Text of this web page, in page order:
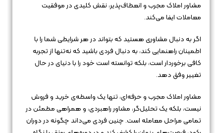
مشاور املاک مجرب و انعطاف‌پذیر، نقش کلیدی در موفقیت
معاملات ایفا می‌کند.
اگر به دنبال مشاوری هستید که بتواند در هر شرایطی شما را با
اطمینان راهنمایی کند، به دنبال فردی باشید که نه‌تنها از تجربه
کافی برخوردار است، بلکه توانسته است خود را با دنیای در حال
تغییر وفق دهد.
مشاور املاک مجرب و حرفه‌ای، تنها یک واسطه‌ی خرید و فروش
نیست، بلکه یک تحلیل‌گر، مشاور راهبردی، و همراهی مطمئن در
تمامی مراحل معامله است. چنین فردی می‌داند چگونه در دوران